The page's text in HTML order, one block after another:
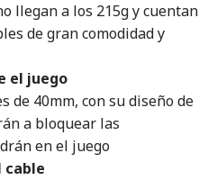
llegan a los 215g y cuentan
de gran comodidad y
el juego
de 40mm, con su diseño de
a bloquear las
en el juego
cable